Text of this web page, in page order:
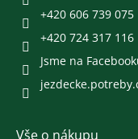
+420 606 739 075
+420 724 317 116
Jsme na
Vše o nákupu